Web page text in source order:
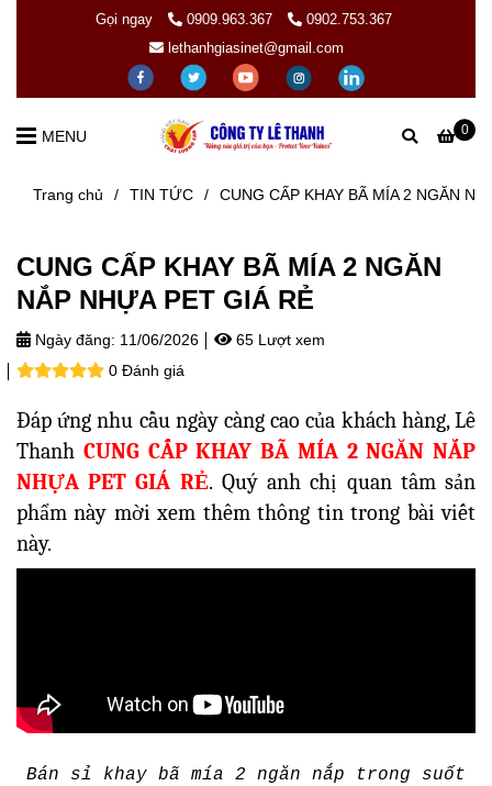
Gọi ngay 0909.963.367
0902.753.367
lethanhgiasinet@gmail.com
0
MENU
Trang chủ / TIN TỨC / CUNG CẤP KHAY BÃ MÍA 2 NGĂN
CUNG CẤP KHAY BÃ MÍA 2 NGĂN
NẮP NHỰA PET GIÁ RẺ
Ngày đăng: 11/06/2026
65 Lượt xem
0 Đánh giá
Đáp ứng nhu cầu ngày càng cao của khách hàng, Lê
Thanh CUNG CẤP KHAY BÃ MÍA 2 NGĂN NẮP
NHỰA PET GIÁ RẺ. Quý anh chị quan tâm sản
phẩm này mời xem thêm thông tin trong bài viết
này.
Bán sỉ khay bã mía 2 ngăn nắp trong suốt